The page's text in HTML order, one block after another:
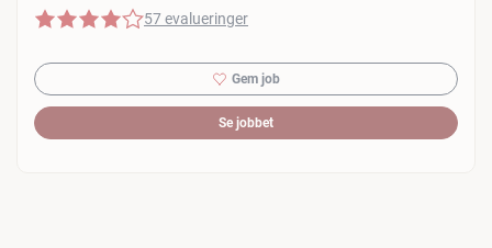
4 af 5 stjerner
57 evalueringer
Gem job
Se jobbet